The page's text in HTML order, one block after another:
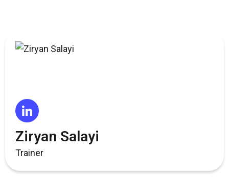
Ziryan Salayi
Trainer